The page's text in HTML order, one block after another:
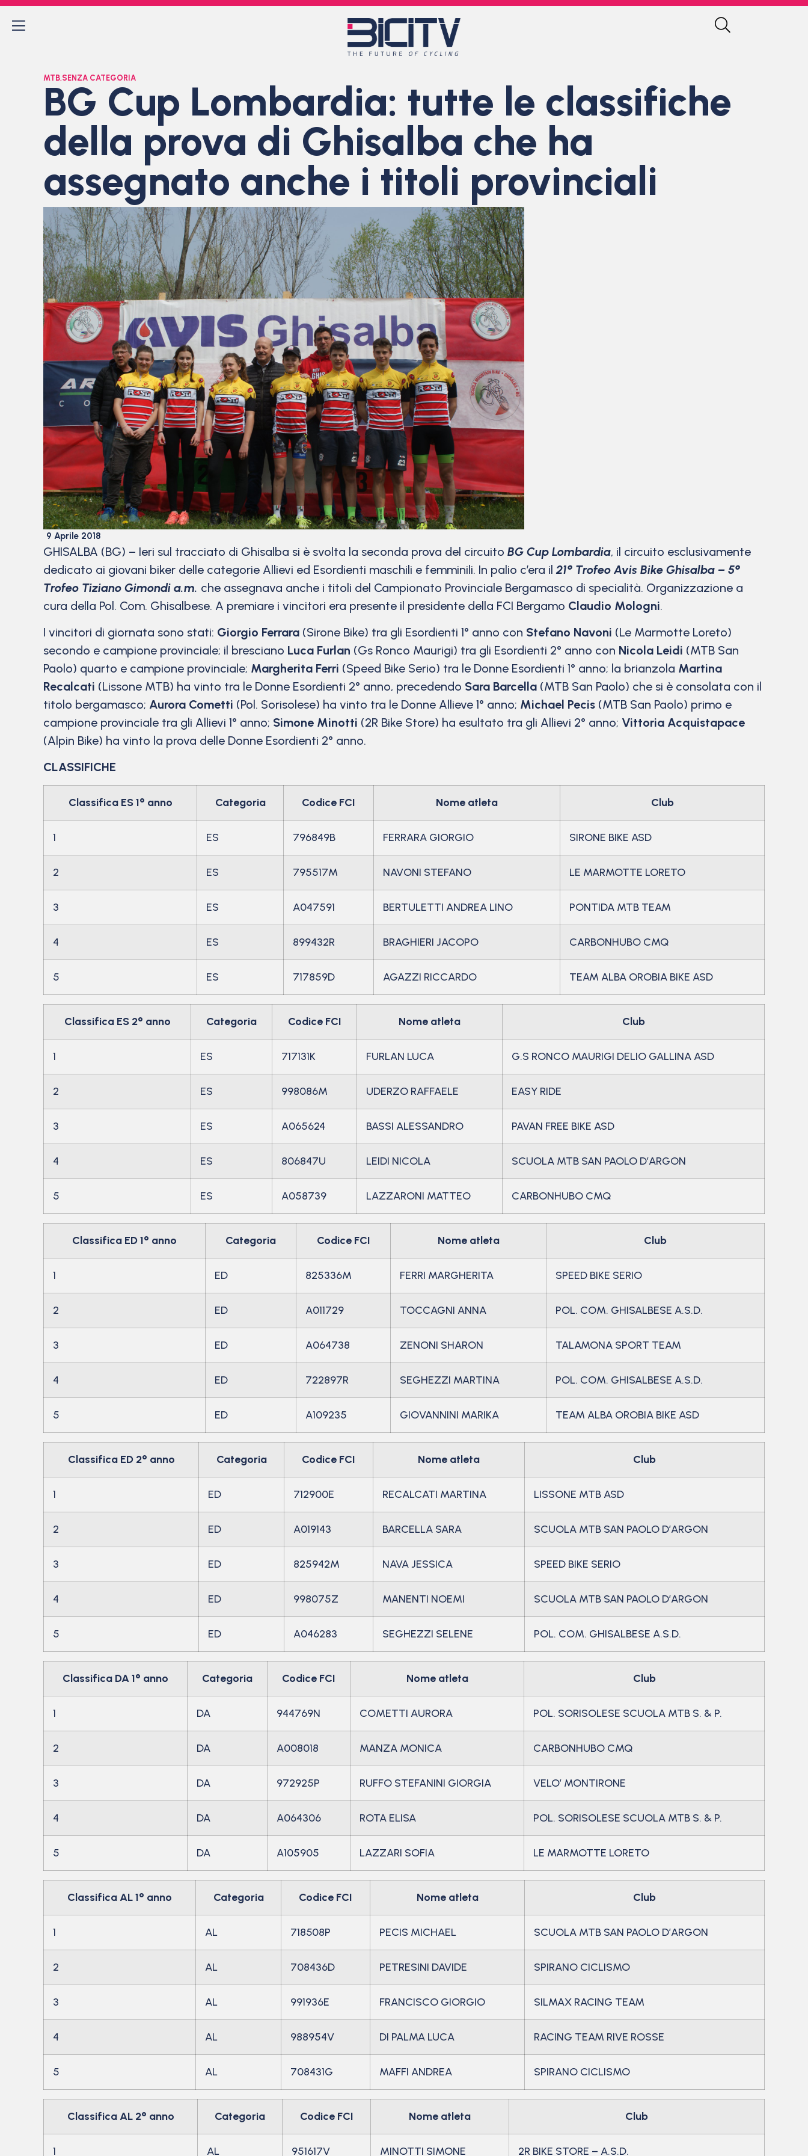
MTB,SENZA CATEGORIA
BG Cup Lombardia: tutte le classifiche
della prova di Ghisalba che ha
assegnato anche i titoli provinciali
9 Aprile 2018
GHISALBA (BG) – Ieri sul tracciato di Ghisalba si è svolta la seconda prova del circuito BG Cup Lombardia, il circuito esclusivamente
dedicato ai giovani biker delle categorie Allievi ed Esordienti maschili e femminili. In palio c’era il 21° Trofeo Avis Bike Ghisalba – 5°
Trofeo Tiziano Gimondi a.m. che assegnava anche i titoli del Campionato Provinciale Bergamasco di specialità. Organizzazione a
cura della Pol. Com. Ghisalbese. A premiare i vincitori era presente il presidente della FCI Bergamo Claudio Mologni.
I vincitori di giornata sono stati: Giorgio Ferrara (Sirone Bike) tra gli Esordienti 1° anno con Stefano Navoni (Le Marmotte Loreto)
secondo e campione provinciale; il bresciano Luca Furlan (Gs Ronco Maurigi) tra gli Esordienti 2° anno con Nicola Leidi (MTB San
Paolo) quarto e campione provinciale; Margherita Ferri (Speed Bike Serio) tra le Donne Esordienti 1° anno; la brianzola Martina
Recalcati (Lissone MTB) ha vinto tra le Donne Esordienti 2° anno, precedendo Sara Barcella (MTB San Paolo) che si è consolata con il
titolo bergamasco; Aurora Cometti (Pol. Sorisolese) ha vinto tra le Donne Allieve 1° anno; Michael Pecis (MTB San Paolo) primo e
campione provinciale tra gli Allievi 1° anno; Simone Minotti (2R Bike Store) ha esultato tra gli Allievi 2° anno; Vittoria Acquistapace
(Alpin Bike) ha vinto la prova delle Donne Esordienti 2° anno.
CLASSIFICHE
Classifica ES 1° anno Categoria Codice FCI Nome atleta Club
1 ES 796849B FERRARA GIORGIO SIRONE BIKE ASD
2 ES 795517M NAVONI STEFANO LE MARMOTTE LORETO
3 ES A047591 BERTULETTI ANDREA LINO PONTIDA MTB TEAM
4 ES 899432R BRAGHIERI JACOPO CARBONHUBO CMQ
5 ES 717859D AGAZZI RICCARDO TEAM ALBA OROBIA BIKE ASD
Classifica ES 2° anno Categoria Codice FCI Nome atleta Club
1 ES 717131K FURLAN LUCA G.S RONCO MAURIGI DELIO GALLINA ASD
2 ES 998086M UDERZO RAFFAELE EASY RIDE
3 ES A065624 BASSI ALESSANDRO PAVAN FREE BIKE ASD
4 ES 806847U LEIDI NICOLA SCUOLA MTB SAN PAOLO D’ARGON
5 ES A058739 LAZZARONI MATTEO CARBONHUBO CMQ
Classifica ED 1° anno Categoria Codice FCI Nome atleta Club
1 ED 825336M FERRI MARGHERITA SPEED BIKE SERIO
2 ED A011729 TOCCAGNI ANNA POL. COM. GHISALBESE A.S.D.
3 ED A064738 ZENONI SHARON TALAMONA SPORT TEAM
4 ED 722897R SEGHEZZI MARTINA POL. COM. GHISALBESE A.S.D.
5 ED A109235 GIOVANNINI MARIKA TEAM ALBA OROBIA BIKE ASD
Classifica ED 2° anno Categoria Codice FCI Nome atleta Club
1 ED 712900E RECALCATI MARTINA LISSONE MTB ASD
2 ED A019143 BARCELLA SARA SCUOLA MTB SAN PAOLO D’ARGON
3 ED 825942M NAVA JESSICA SPEED BIKE SERIO
4 ED 998075Z MANENTI NOEMI SCUOLA MTB SAN PAOLO D’ARGON
5 ED A046283 SEGHEZZI SELENE POL. COM. GHISALBESE A.S.D.
Classifica DA 1° anno Categoria Codice FCI Nome atleta Club
1 DA 944769N COMETTI AURORA POL. SORISOLESE SCUOLA MTB S. & P.
2 DA A008018 MANZA MONICA CARBONHUBO CMQ
3 DA 972925P RUFFO STEFANINI GIORGIA VELO’ MONTIRONE
4 DA A064306 ROTA ELISA POL. SORISOLESE SCUOLA MTB S. & P.
5 DA A105905 LAZZARI SOFIA LE MARMOTTE LORETO
Classifica AL 1° anno Categoria Codice FCI Nome atleta Club
1 AL 718508P PECIS MICHAEL SCUOLA MTB SAN PAOLO D’ARGON
2 AL 708436D PETRESINI DAVIDE SPIRANO CICLISMO
3 AL 991936E FRANCISCO GIORGIO SILMAX RACING TEAM
4 AL 988954V DI PALMA LUCA RACING TEAM RIVE ROSSE
5 AL 708431G MAFFI ANDREA SPIRANO CICLISMO
Classifica AL 2° anno Categoria Codice FCI Nome atleta Club
1 AL 951617V MINOTTI SIMONE 2R BIKE STORE – A.S.D.